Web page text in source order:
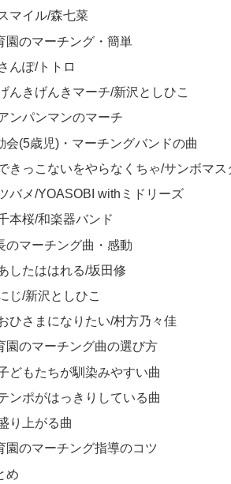
マイル/森七菜
園のマーチング・簡単
んぽ/トトロ
んきげんきマーチ/新沢としひこ
ンパンマンのマーチ
会(5歳児)・マーチングバンドの曲
きっこないをやらなくちゃ/サンボマス
バメ/YOASOBI withミドリーズ
本桜/和楽器バンド
のマーチング曲・感動
したははれる/坂田修
じ/新沢としひこ
ひさまになりたい/村方乃々佳
園のマーチング曲の選び方
どもたちが馴染みやすい曲
ンポがはっきりしている曲
り上がる曲
園のマーチング指導のコツ
め